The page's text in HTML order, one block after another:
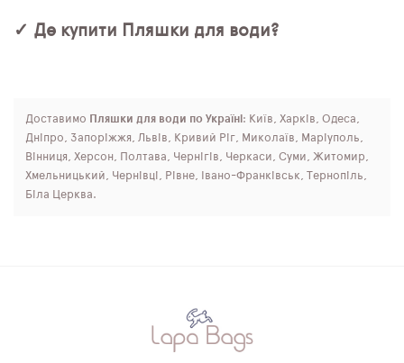
✓ Де купити Пляшки для води?
Доставимо Пляшки для води по Україні : Київ, Харків, Одеса,
Дніпро, Запоріжжя, Львів, Кривий Ріг, Миколаїв, Маріуполь,
Вінниця, Херсон, Полтава, Чернігів, Черкаси, Суми, Житомир,
Хмельницький, Чернівці, Рівне, Івано-Франківськ, Тернопіль,
Біла Церква.